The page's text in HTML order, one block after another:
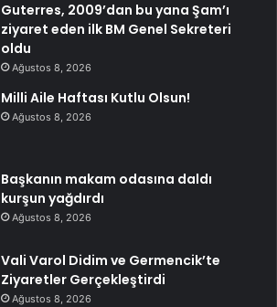
Guterres, 2009’dan bu yana Şam’ı
ziyaret eden ilk BM Genel Sekreteri
oldu
Ağustos 8, 2026
Milli Aile Haftası Kutlu Olsun!
Ağustos 8, 2026
Başkanın makam odasına daldı
kurşun yağdırdı
Ağustos 8, 2026
Vali Varol Didim ve Germencik’te
Ziyaretler Gerçekleştirdi
Ağustos 8, 2026